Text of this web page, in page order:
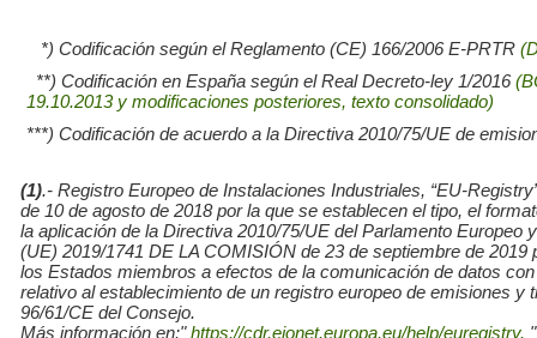
*) Codificación según el Reglamento (CE) 166/2006 E-PRTR
**) Codificación en España según el Real Decreto-ley 1/2016
19.10.2013 y modificaciones posteriores, texto consolidado)
***) Codificación de acuerdo a la Directiva 2010/75/UE de
(1).- Registro Europeo de Instalaciones Industriales, “EU-
de 10 de agosto de 2018 por la que se establecen el tipo, el
la aplicación de la Directiva 2010/75/UE del Parlamento
(UE) 2019/1741 DE LA COMISIÓN de 23 de septiembre de
los Estados miembros a efectos de la comunicación de datos
relativo al establecimiento de un registro europeo de emisiones
96/61/CE del Consejo.
Más información en:"https://cdr.eionet.europa.eu/help/euregistry. "